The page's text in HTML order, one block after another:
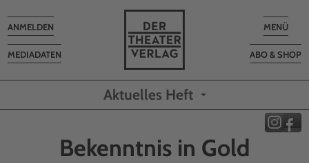
Toggle
MENÜ
ABO & SHOP
MEDIADATEN
Toggle
navigation
ANMELDEN
Aktuelles Heft
Bekenntnis in Gold